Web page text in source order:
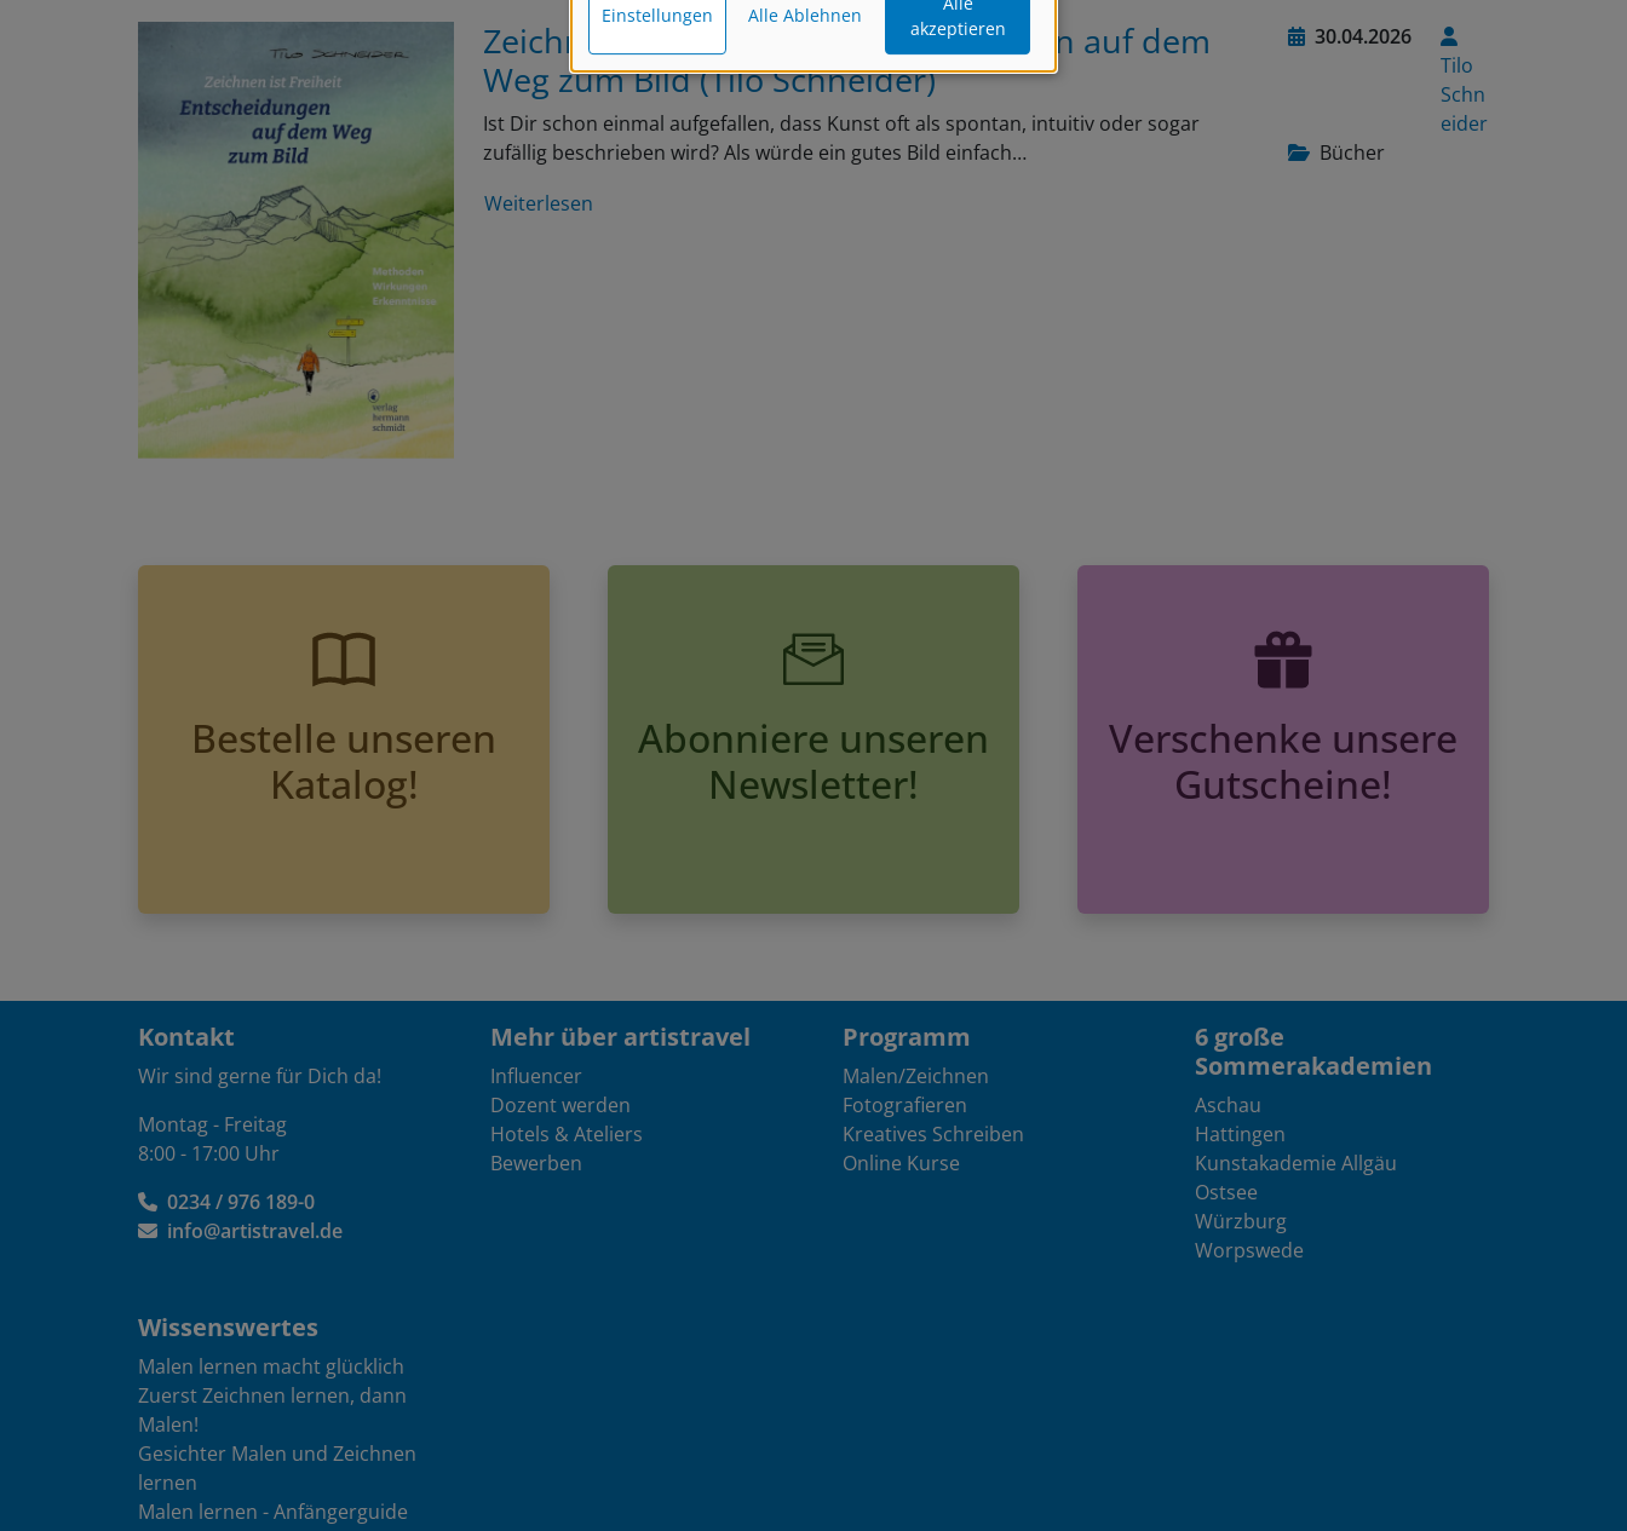
30.04.2026
Tilo
Schn
eider
Bücher
Zeichnen ist Freiheit – Entscheidungen auf dem
Weg zum Bild (Tilo Schneider)
Ist Dir schon einmal aufgefallen, dass Kunst oft als spontan, intuitiv oder sogar
zufällig beschrieben wird? Als würde ein gutes Bild einfach…
Weiterlesen
Bestelle unseren
Katalog!
Abonniere unseren
Newsletter!
Verschenke unsere
Gutscheine!
Kontakt
Wir sind gerne für Dich da!
Montag - Freitag
8:00 - 17:00 Uhr
0234 / 976 189-0
info@artistravel.de
Wissenswertes
Malen lernen macht glücklich
Zuerst Zeichnen lernen, dann
Malen!
Gesichter Malen und Zeichnen
lernen
Malen lernen - Anfängerguide
Mehr über artistravel
Influencer
Dozent werden
Hotels & Ateliers
Bewerben
Programm
Malen/Zeichnen
Fotografieren
Kreatives Schreiben
Online Kurse
6 große
Sommerakademien
Aschau
Hattingen
Kunstakademie Allgäu
Ostsee
Würzburg
Worpswede
akzeptieren